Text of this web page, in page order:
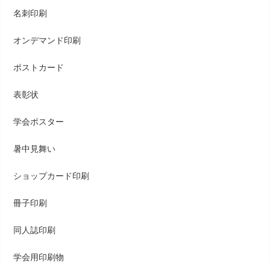
名刺印刷
オンデマンド印刷
ポストカード
表彰状
学会ポスター
暑中見舞い
ショップカード印刷
冊子印刷
同人誌印刷
学会用印刷物